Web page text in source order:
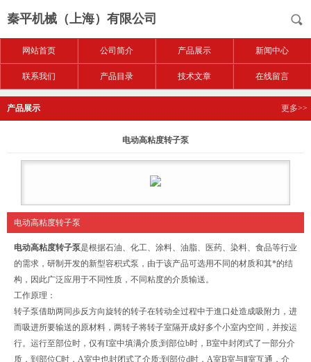
秦平机械（上海）有限公司
网站首页 公司简介 产品展示 新闻中心
联系我们 产品目录 技术文章 在线留言
产品展示 更多>>
电动高粘度转子泵
电动高粘度转子泵
电动高粘度转子泵是根据石油、化工、涂料、油脂、医药、染料、食品等行业
的需求，研制开发的新型容积式泵，由于该产品可选用不同的材质和其*的结
构，因此广泛应用于不同性质，不同粘度的介质输送。
工作原理：
转子泵借助两同歩反方向旋转的转子在转动全过程中于進口处造成吸附力，进
而吸进所要输送的原材料，两转子将转子室隔开成好多个小室内空间，并按运
行。运行至部位时，仅有I室中填满介质;到部位b时，B室中封闭式了一部分介
质，到部位C时，A室中也封闭式了介质;到部位d时，A室B室与Ⅱ室互通，介